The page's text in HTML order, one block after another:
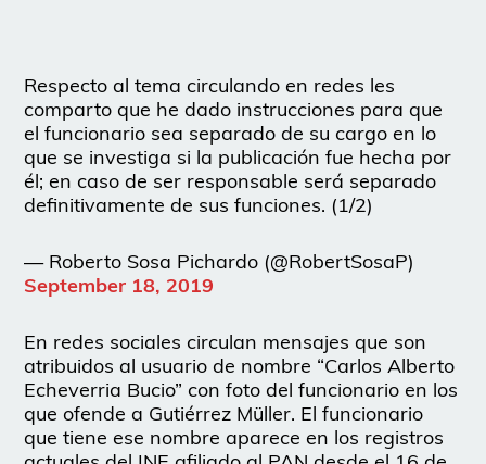
Respecto al tema circulando en redes les
comparto que he dado instrucciones para que
el funcionario sea separado de su cargo en lo
que se investiga si la publicación fue hecha por
él; en caso de ser responsable será separado
definitivamente de sus funciones. (1/2)
— Roberto Sosa Pichardo (@RobertSosaP)
September 18, 2019
En redes sociales circulan mensajes que son
atribuidos al usuario de nombre “Carlos Alberto
Echeverria Bucio” con foto del funcionario en los
que ofende a Gutiérrez Müller. El funcionario
que tiene ese nombre aparece en los registros